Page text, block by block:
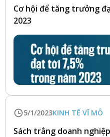
Cơ hội để tăng trưởng
2023
5/1/2023KINH TẾ VĨ MÔ
Sách trắng doanh